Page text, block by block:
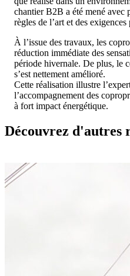
chantier B2B a été mené avec
règles de l’art et des
À l’issue des travaux, les
réduction immédiate des
période hivernale. De plus, le
s’est nettement amélioré.
Cette réalisation illustre
l’accompagnement des
à fort impact énergétique.
Découvrez d'autres